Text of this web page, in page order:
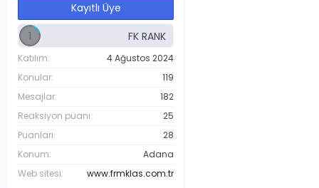
Kayıtlı Üye
1
Katılım
4 Ağustos 2024
Konular
119
Mesajlar
182
Reaksiyon puanı
25
Puanları
28
Konum
Adana
Web sitesi
www.frmklas.com.tr